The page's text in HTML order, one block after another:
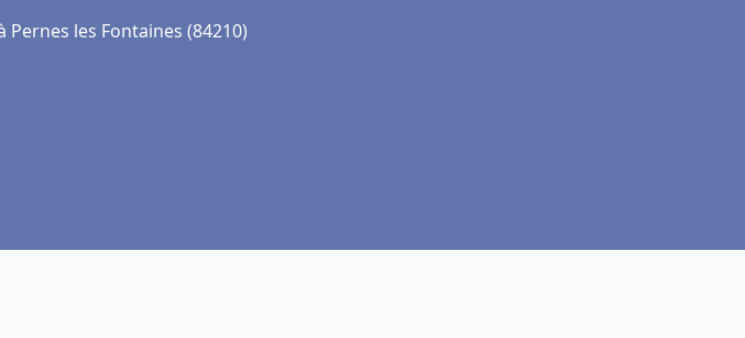
les Fontaines (84210)